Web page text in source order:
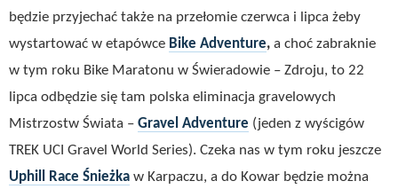
będzie przyjechać także na przełomie czerwca i lipca żeby
wystartować w etapówce Bike Adventure, a choć zabraknie
w tym roku Bike Maratonu w Świeradowie – Zdroju, to 22
lipca odbędzie się tam polska eliminacja gravelowych
Mistrzostw Świata – Gravel Adventure (jeden z wyścigów
TREK UCI Gravel World Series). Czeka nas w tym roku jeszcze
Uphill Race Śnieżka w Karpaczu, a do Kowar będzie można